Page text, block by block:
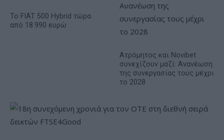
Το FIAT 500 Hybrid τώρα
από 18.990 ευρώ
Ατρόμητος και Novibet
συνεχίζουν μαζί: Ανανέωση
της συνεργασίας τους μέχρι
το 2028